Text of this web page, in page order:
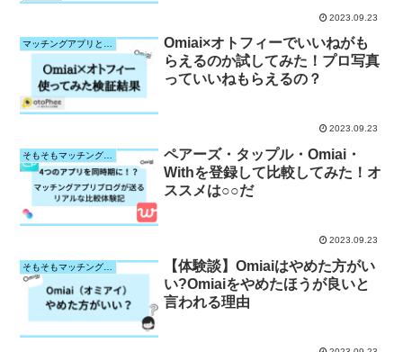
2023.09.23
Omiai×オトフィーでいいねがも
らえるのか試してみた！プロ写真
っていいねもらえるの？
2023.09.23
ペアーズ・タップル・Omiai・
Withを登録して比較してみた！オ
ススメは○○だ
2023.09.23
【体験談】Omiaiはやめた方がい
い?Omiaiをやめたほうが良いと
言われる理由